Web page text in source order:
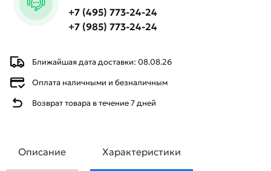
Ближайшая дата доставки: 08.08.26
Оплата наличными и безналичным
Возврат товара в течение 7 дней
+7 (495) 773-24-24
+7 (985) 773-24-24
Описание Характеристики